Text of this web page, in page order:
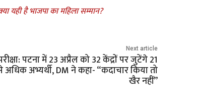
यही है भाजपा का महिला सम्मान?
Next article
पटना में 23 अप्रैल को 32 केंद्रों पर जुटेंगे 21
अधिक अभ्यर्थी, DM ने कहा- “कदाचार किया तो
खैर नहीं”